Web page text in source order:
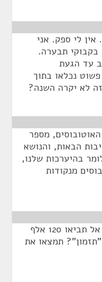
לי ספק. אני
תבערה.
עד הגעת
נכלאו בתוך
לא יקרה השנה?
מספר
הבאות, והנושא
בהיערכות שלנו,
מנקודות
אתה אומר שיש פה מקום ל-700 אנשים, אל תביאו 120 אלף
תמצאו את